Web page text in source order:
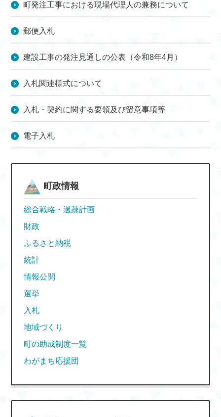
町発注工事における現場代理人の兼務について
郵便入札
建設工事の発注見通しの公表（令和8年4月）
入札関連様式について
入札・契約に関する要領及び留意事項等
電子入札
町政情報
総合戦略・過疎計画
財政
ふるさと納税
統計
情報公開
選挙
入札
地域づくり
町の助成制度一覧
わがまち応援団